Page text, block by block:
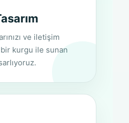
ve iletişim
bir kurgu ile sunan